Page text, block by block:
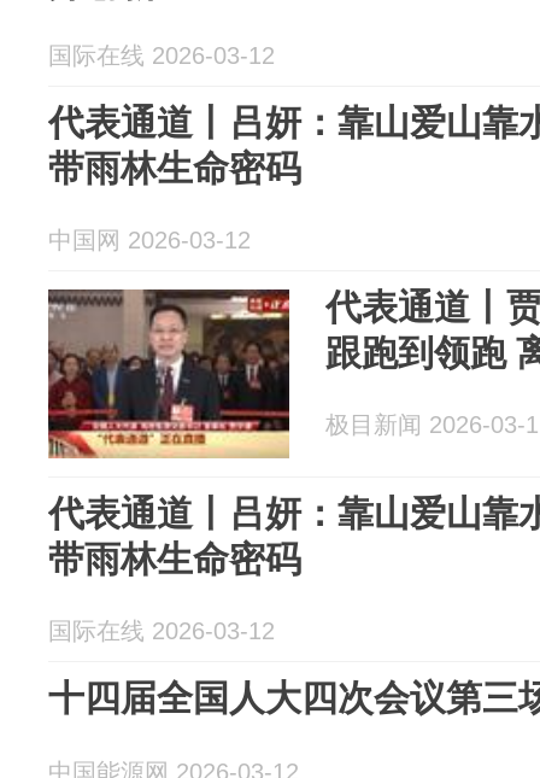
国际在线 2026-03-12
代表通道丨吕妍：靠山爱山靠
带雨林生命密码
中国网 2026-03-12
代表通道丨
跟跑到领跑
极目新闻 2026-03-
代表通道丨吕妍：靠山爱山靠
带雨林生命密码
国际在线 2026-03-12
十四届全国人大四次会议第三
中国能源网 2026-03-12